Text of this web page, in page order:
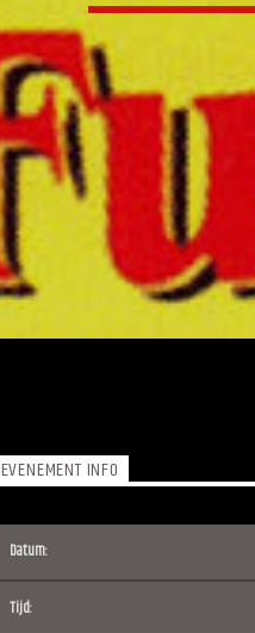
EVENEMENT INFO
Datum:
Tijd: